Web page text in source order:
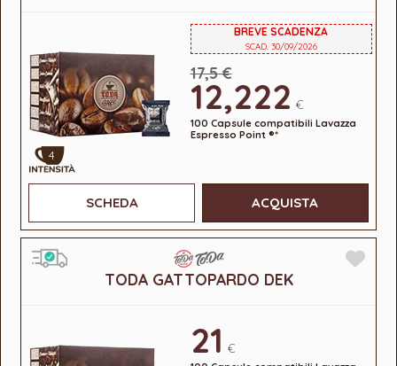
4
BREVE SCADENZA
SCAD. 30/09/2026
17,5 €
12,222 €
100 Capsule compatibili Lavazza
Espresso Point ®*
SCHEDA ACQUISTA
TODA GATTOPARDO DEK
21 €